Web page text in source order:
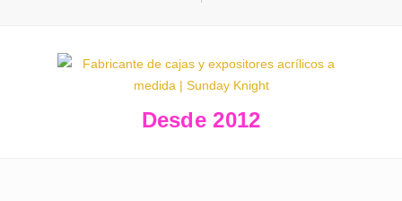
Desde 2012